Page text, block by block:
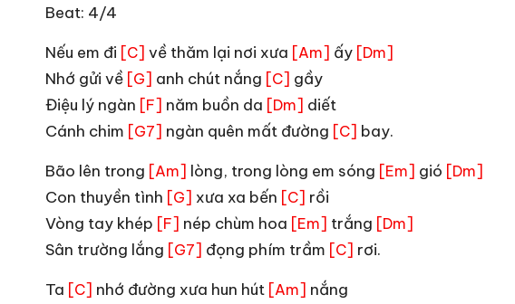
Beat: 4/4
Nếu em đi [C] về thăm lại nơi xưa [Am] ấy [Dm]
Nhớ gửi về [G] anh chút nắng [C] gầy
Điệu lý ngàn [F] năm buồn da [Dm] diết
Cánh chim [G7] ngàn quên mất đường [C] bay.
Bão lên trong [Am] lòng, trong lòng em sóng [Em] gió [Dm]
Con thuyền tình [G] xưa xa bến [C] rồi
Vòng tay khép [F] nép chùm hoa [Em] trắng [Dm]
Sân trường lắng [G7] đọng phím trầm [C] rơi.
Ta [C] nhớ đường xưa hun hút [Am] nắng